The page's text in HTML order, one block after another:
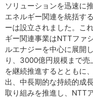
ソリューションを迅速に
エネルギー関連を統括す
ーは設立されました。こ
ギー関連事業はNTTファ
ルエナジーを中心に展開
り、3000億円規模まで
を継続推進するとともに
出、中長期的な持続的成
取り組みを推進し、NTT